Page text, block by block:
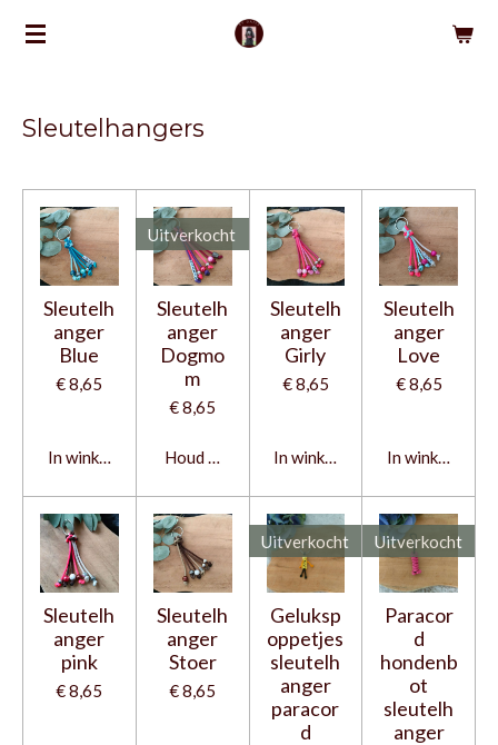
Ga
deSleutelhangers
Sleutelh
anger
Blue
€ 8,65
In winkelwagen
Uitverkocht
Sleutelh
anger
Dogmo
m
€ 8,65
Houd mij op de hoogte
Sleutelh
anger
Girly
€ 8,65
In winkelwagen
Sleutelh
anger
Love
€ 8,65
In
Sleutelh
anger
pink
€ 8,65
Sleutelh
anger
Stoer
€ 8,65
Uitverkocht
Geluksp
oppetjes
sleutelh
anger
paracor
d
Uitverkocht
Paracor
d
hondenb
ot
sleutelh
anger